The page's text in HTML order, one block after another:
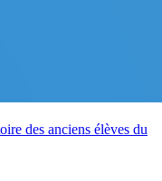
des anciens élèves du